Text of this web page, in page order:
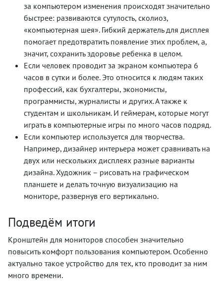
за компьютером изменения происходят значительно
быстрее: развиваются сутулость, сколиоз,
«компьютерная шея». Гибкий держатель для дисплея
помогает предотвратить появление этих проблем, а,
значит, сохранить здоровье ребенка в целом.
Если человек проводит за экраном компьютера 6
часов в сутки и более. Это относится к людям таких
профессий, как бухгалтеры, экономисты,
программисты, журналисты и других. А также к
студентам и школьникам. И геймерам, которые могут
играть в компьютерные игры по много часов подряд.
Если компьютер используется для творчества.
Например, дизайнер интерьера может сравнивать на
двух или нескольких дисплеях разные варианты
дизайна. Художник – рисовать на графическом
планшете и делать точную визуализацию на
мониторе, развернув его вертикально.
Подведём итоги
Кронштейн для мониторов способен значительно
повысить комфорт пользования компьютером. Особенно
актуально такое устройство для тех, кто проводит за ним
много времени.